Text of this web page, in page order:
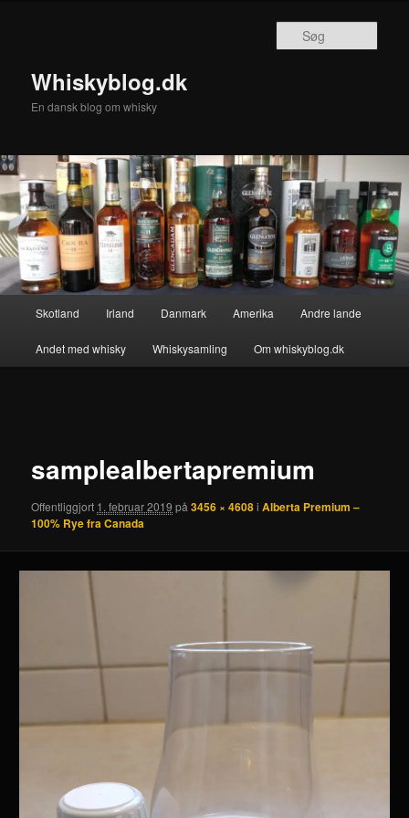
Whiskyblog.dk
En dansk blog om whisky
Skotland Irland Danmark Amerika Andre lande
Andet med whisky Whiskysamling Om whiskyblog.dk
samplealbertapremium
Offentliggjort 1. februar 2019 på3456 × 4608iAlberta Premium –
100% Rye fra Canada